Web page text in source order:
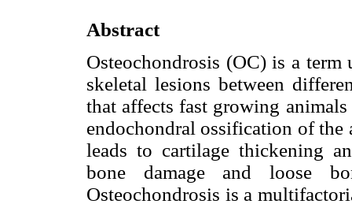
Abstract
Osteochondrosis (OC) is a
skeletal lesions between
that affects fast growing
endochondral ossification of
leads to cartilage thickening
bone damage and loose
Osteochondrosis is a